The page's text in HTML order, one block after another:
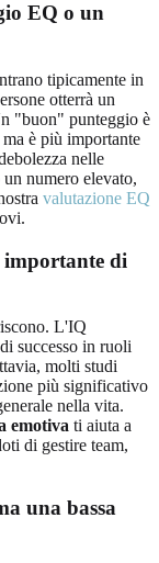
EQ o un
tipicamente in
otterrà un
"buon" punteggio è
è più importante
nelle
numero elevato,
valutazione EQ
importante di
L'IQ
successo in ruoli
molti studi
più significativo
nella vita.
emotiva ti aiuta a
di gestire team,
una bassa